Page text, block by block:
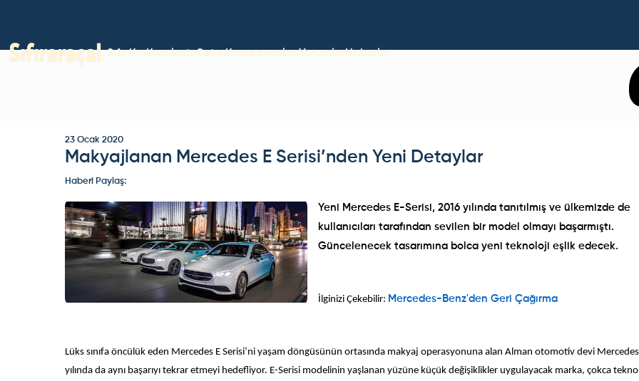
Sıfır KmKarşılaştırSatış KampanyalarıYorumlarHaberler
23 Ocak 2020
Makyajlanan Mercedes E Serisi’nden Yeni Detaylar
Haberi Paylaş:
Yeni Mercedes E-Serisi , 2016 yılında tanıtılmış ve ülkemizde de
kullanıcıları tarafından sevilen bir model olmayı başarmıştı.
Güncelenecek tasarımına bolca yeni teknoloji eşlik edecek.
İlginizi Çekebilir: Mercedes-Benz'den Geri Çağırma
Lüks sınıfa öncülük eden Mercedes E Serisi’ni yaşam döngüsünün ortasında makyaj operasyonuna alan Alman otomotiv devi
yılında da aynı başarıyı tekrar etmeyi hedefliyor. E-Serisi modelinin yaşlanan yüzüne küçük değişiklikler uygulayacak marka, çokca